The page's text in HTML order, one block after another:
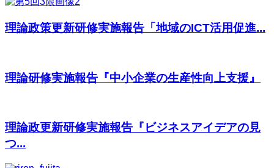
理論政策更新研修実施報告「地域のICT活用促進...
理論研修実施報告『中小企業の生産性向上支援』
理論政更新研修実施報告『ビジネスアイデアの見
つ...